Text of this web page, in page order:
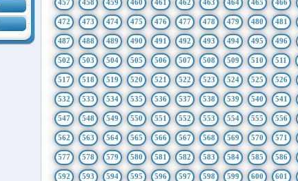
457 458 459 460 461 462 463 464 465 466
472 473 474 475 476 477 478 479 480 481
487 488 489 490 491 492 493 494 495 496
502 503 504 505 506 507 508 509 510 511
517 518 519 520 521 522 523 524 525 526
532 533 534 535 536 537 538 539 540 541
547 548 549 550 551 552 553 554 555 556
562 563 564 565 566 567 568 569 570 571
577 578 579 580 581 582 583 584 585 586
592 593 594 595 596 597 598 599 600 601